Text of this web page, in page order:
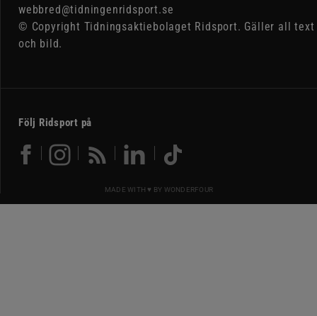
webbred@tidningenridsport.se
© Copyright Tidningsaktiebolaget Ridsport. Gäller all text
och bild.
Följ Ridsport på
MADE WITH ♥ BY WONDERFOUR